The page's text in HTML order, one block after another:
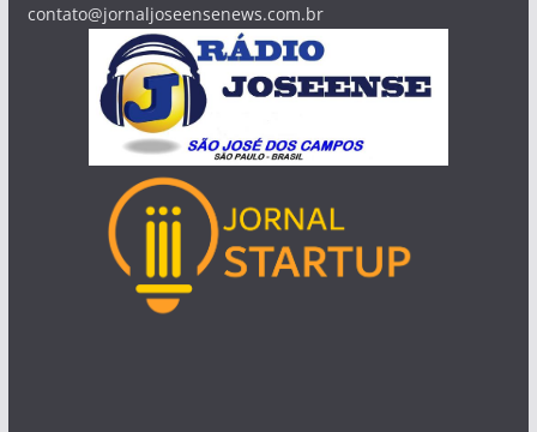
contato@jornaljoseensenews.com.br